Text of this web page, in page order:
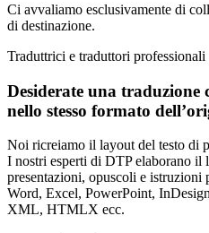
Ci avvaliamo esclusivamente di
di destinazione.
Traduttrici e traduttori professionali
Desiderate una traduzione
nello stesso formato
Noi ricreiamo il layout del testo di
I nostri esperti di DTP elaborano il
presentazioni, opuscoli e istruzioni
Word, Excel, PowerPoint,
XML, HTMLX ecc.